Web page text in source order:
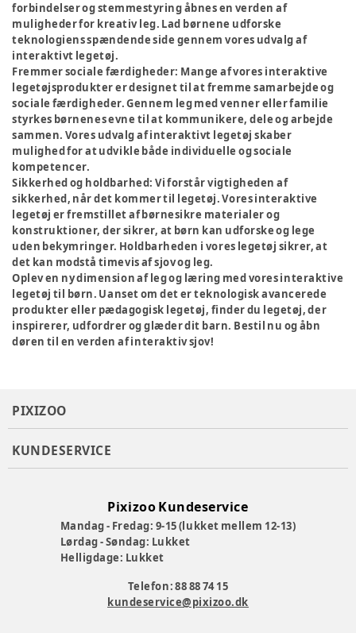
forbindelser og stemmestyring åbnes en verden af
muligheder for kreativ leg. Lad børnene udforske
teknologiens spændende side gennem vores udvalg af
interaktivt legetøj.
Fremmer sociale færdigheder: Mange af vores interaktive
legetøjsprodukter er designet til at fremme samarbejde og
sociale færdigheder. Gennem leg med venner eller familie
styrkes børnenes evne til at kommunikere, dele og arbejde
sammen. Vores udvalg af interaktivt legetøj skaber
mulighed for at udvikle både individuelle og sociale
kompetencer.
Sikkerhed og holdbarhed: Vi forstår vigtigheden af
sikkerhed, når det kommer til legetøj. Vores interaktive
legetøj er fremstillet af børnesikre materialer og
konstruktioner, der sikrer, at børn kan udforske og lege
uden bekymringer. Holdbarheden i vores legetøj sikrer, at
det kan modstå timevis af sjov og leg.
Oplev en ny dimension af leg og læring med vores interaktive
legetøj til børn. Uanset om det er teknologisk avancerede
produkter eller pædagogisk legetøj, finder du legetøj, der
inspirerer, udfordrer og glæder dit barn. Bestil nu og åbn
døren til en verden af interaktiv sjov!
PIXIZOO
KUNDESERVICE
Pixizoo Kundeservice
Mandag - Fredag: 9-15 (lukket mellem 12-13)
Lørdag - Søndag: Lukket
Helligdage: Lukket
Telefon: 88 88 74 15
kundeservice@pixizoo.dk